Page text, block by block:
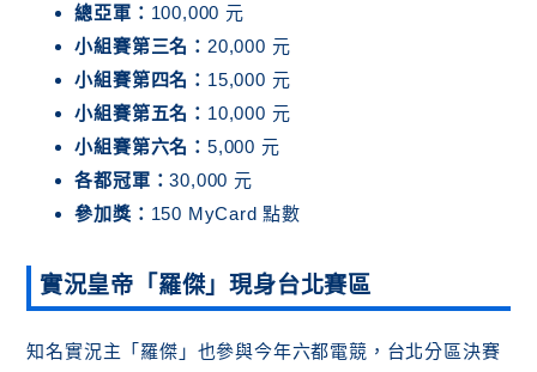
總亞軍： 100,000 元
小組賽第三名： 20,000 元
小組賽第四名： 15,000 元
小組賽第五名： 10,000 元
小組賽第六名： 5,000 元
各都冠軍：30,000 元
參加獎： 150 MyCard 點數
實況皇帝「羅傑」現身台北賽區
知名實況主「羅傑」也參與今年六都電競，台北分區決賽